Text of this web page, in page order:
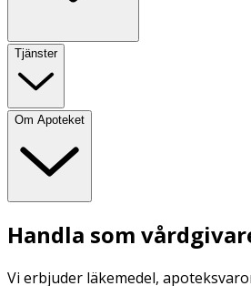
Tjänster
Om Apoteket
Handla som
Vi erbjuder läkemedel,